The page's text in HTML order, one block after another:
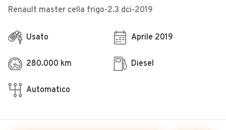
Renault master cella frigo-2.3 dci-2019
Usato Aprile 2019
280.000 km Diesel
Automatico